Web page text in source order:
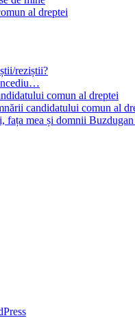
al dreptei
reziștii?
comun al dreptei
candidatului comun al
fața mea și domnii